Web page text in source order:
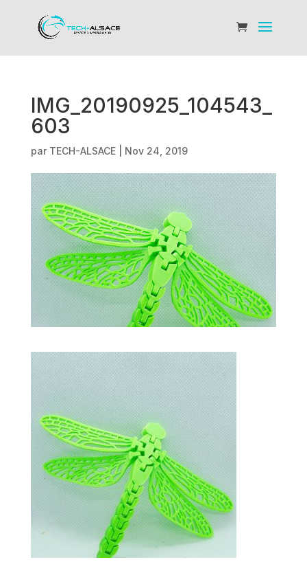
IMG_20190925_104543_
603
par TECH-ALSACE| Nov 24, 2019